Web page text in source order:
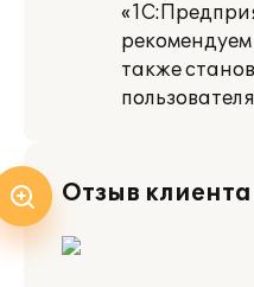
также
Отзыв клиента